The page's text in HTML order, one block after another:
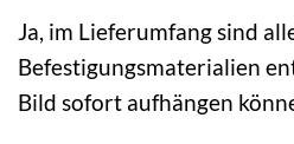
Ja, im Lieferumfang sind
Befestigungsmaterialien
Bild sofort aufhängen